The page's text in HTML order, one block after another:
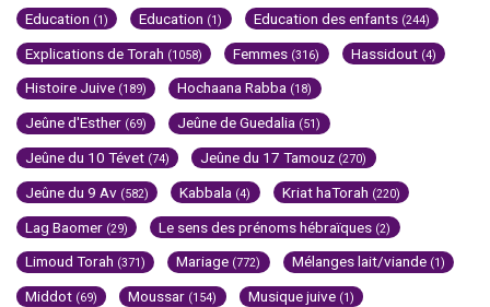
Education (1) Education (1) Education des enfants (244)
Explications de Torah (1058) Femmes (316) Hassidout (4)
Histoire Juive (189) Hochaana Rabba (18)
Jeûne d'Esther (69) Jeûne de Guedalia (51)
Jeûne du 10 Tévet (74) Jeûne du 17 Tamouz (270)
Jeûne du 9 Av (582) Kabbala (4) Kriat haTorah (220)
Lag Baomer (29) Le sens des prénoms hébraïques (2)
Limoud Torah (371) Mariage (772) Mélanges lait/viande (1)
Middot (69) Moussar (154) Musique juive (1)